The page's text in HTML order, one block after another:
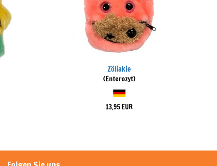
Zöliakie
(Enterozyt)
13,95 EUR